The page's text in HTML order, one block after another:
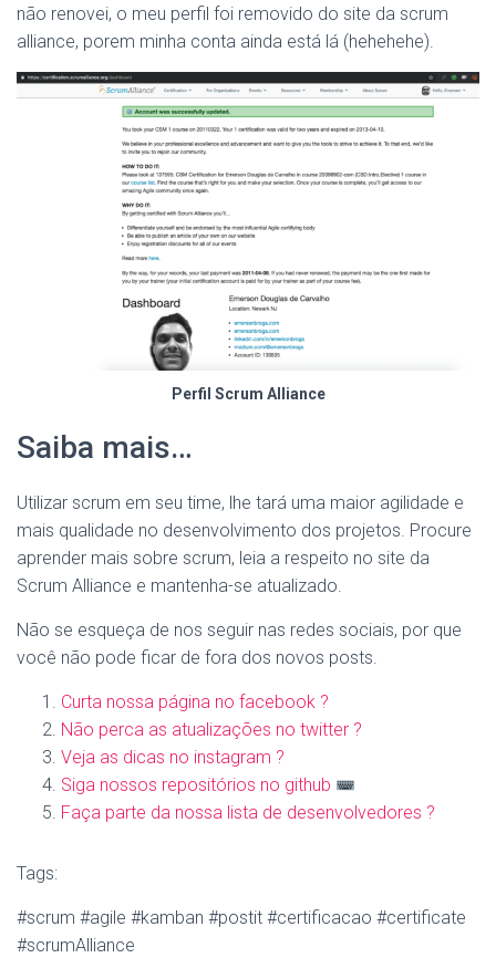
não renovei, o meu perfil foi removido do site da scrum
alliance, porem minha conta ainda está lá (hehehehe).
Perfil Scrum Alliance
Saiba mais…
Utilizar scrum em seu time, lhe tará uma maior agilidade e
mais qualidade no desenvolvimento dos projetos. Procure
aprender mais sobre scrum, leia a respeito no site da
Scrum Alliance e mantenha-se atualizado.
Não se esqueça de nos seguir nas redes sociais, por que
você não pode ficar de fora dos novos posts.
Curta nossa página no facebook ?
Não perca as atualizações no twitter ?
Veja as dicas no instagram ?
Siga nossos repositórios no github
Faça parte da nossa lista de desenvolvedores ?
Tags:
#scrum #agile #kamban #postit #certificacao #certificate
#scrumAlliance